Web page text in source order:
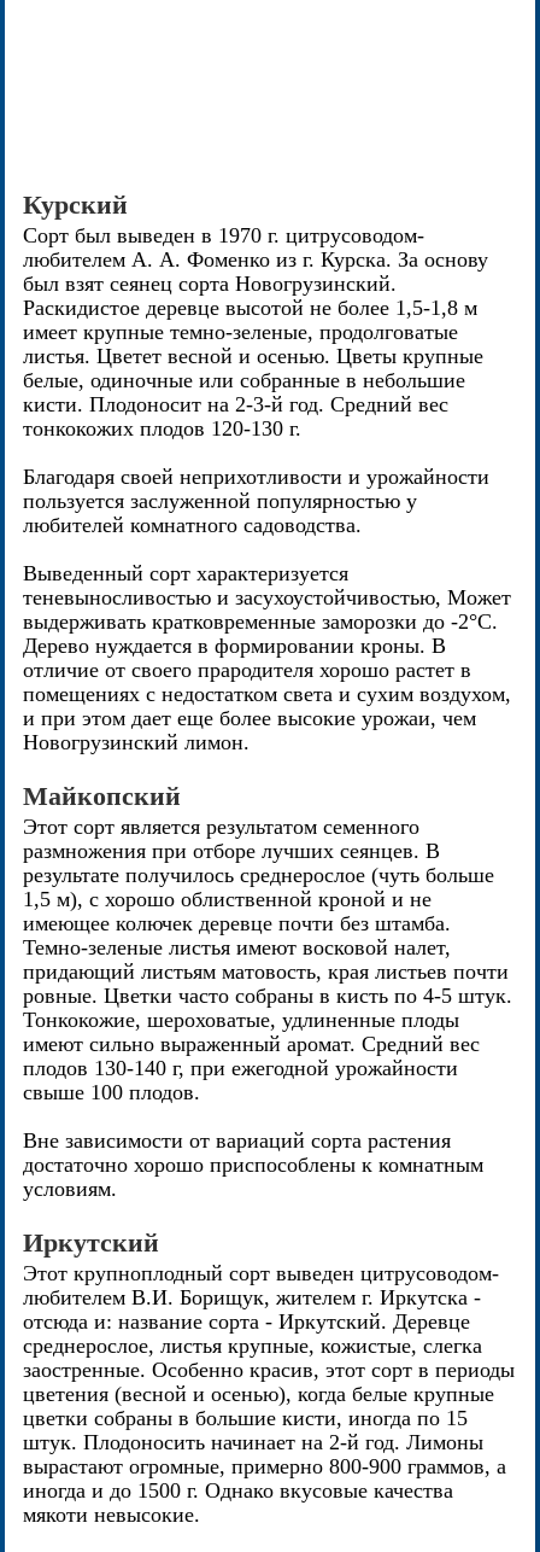
Курский
Сорт был выведен в 1970 г. цитрусоводом-
любителем А. А. Фоменко из г. Курска. За основу
был взят сеянец сорта Новогрузинский.
Раскидистое деревце высотой не более 1,5-1,8 м
имеет крупные темно-зеленые, продолговатые
листья. Цветет весной и осенью. Цветы крупные
белые, одиночные или собранные в небольшие
кисти. Плодоносит на 2-3-й год. Средний вес
тонкокожих плодов 120-130 г.
Благодаря своей неприхотливости и урожайности
пользуется заслуженной популярностью у
любителей комнатного садоводства.
Выведенный сорт характеризуется
теневыносливостью и засухоустойчивостью, Может
выдерживать кратковременные заморозки до -2°C.
Дерево нуждается в формировании кроны. В
отличие от своего прародителя хорошо растет в
помещениях с недостатком света и сухим воздухом,
и при этом дает еще более высокие урожаи, чем
Новогрузинский лимон.
Майкопский
Этот сорт является результатом семенного
размножения при отборе лучших сеянцев. В
результате получилось среднерослое (чуть больше
1,5 м), с хорошо облиственной кроной и не
имеющее колючек деревце почти без штамба.
Темно-зеленые листья имеют восковой налет,
придающий листьям матовость, края листьев почти
ровные. Цветки часто собраны в кисть по 4-5 штук.
Тонкокожие, шероховатые, удлиненные плоды
имеют сильно выраженный аромат. Средний вес
плодов 130-140 г, при ежегодной урожайности
свыше 100 плодов.
Вне зависимости от вариаций сорта растения
достаточно хорошо приспособлены к комнатным
условиям.
Иркутский
Этот крупноплодный сорт выведен цитрусоводом-
любителем В.И. Борищук, жителем г. Иркутска -
отсюда и: название сорта - Иркутский. Деревце
среднерослое, листья крупные, кожистые, слегка
заостренные. Особенно красив, этот сорт в периоды
цветения (весной и осенью), когда белые крупные
цветки собраны в большие кисти, иногда по 15
штук. Плодоносить начинает на 2-й год. Лимоны
вырастают огромные, примерно 800-900 граммов, а
иногда и до 1500 г. Однако вкусовые качества
мякоти невысокие.